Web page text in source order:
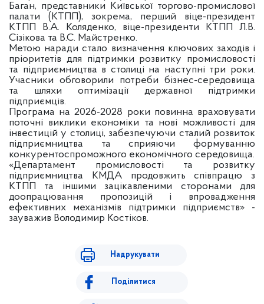
Баган, представники Київської торгово-промислової
палати (КТПП), зокрема, перший віце-президент
КТПП В.А. Коляденко, віце-президенти КТПП Л.В.
Сізікова та В.С. Майстренко.
Метою наради стало визначення ключових заходів і
пріоритетів для підтримки розвитку промисловості
та підприємництва в столиці на наступні три роки.
Учасники обговорили потреби бізнес-середовища
та шляхи оптимізації державної підтримки
підприємців.
Програма на 2026-2028 роки повинна враховувати
поточні виклики економіки та нові можливості для
інвестицій у столиці, забезпечуючи сталий розвиток
підприємництва та сприяючи формуванню
конкурентоспроможного економічного середовища.
«Департамент промисловості та розвитку
підприємництва КМДА продовжить співпрацю з
КТПП та іншими зацікавленими сторонами для
доопрацювання пропозицій і впровадження
ефективних механізмів підтримки підприємств» -
зауважив Володимир Костіков.
Надрукувати
Поділитися